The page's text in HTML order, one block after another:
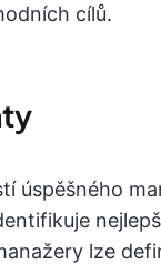
cílů.
úspěšného
lze